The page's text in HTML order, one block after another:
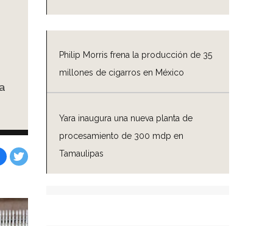
Philip Morris frena la producción de 35
millones de cigarros en México
Yara inaugura una nueva planta de
procesamiento de 300 mdp en
Tamaulipas